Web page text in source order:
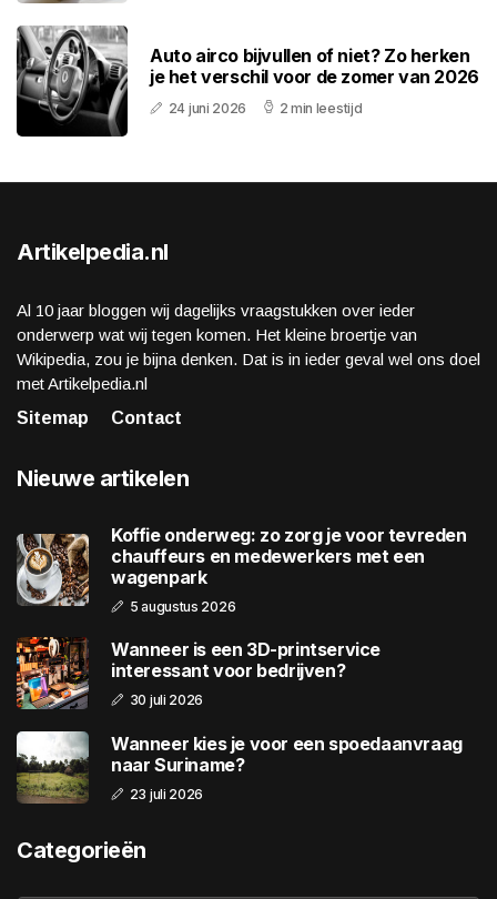
Auto airco bijvullen of niet? Zo herken
je het verschil voor de zomer van 2026
24 juni 2026 2 min leestijd
Artikelpedia.nl
Al 10 jaar bloggen wij dagelijks vraagstukken over ieder
onderwerp wat wij tegen komen. Het kleine broertje van
Wikipedia, zou je bijna denken. Dat is in ieder geval wel ons doel
met Artikelpedia.nl
Sitemap
Contact
Nieuwe artikelen
Koffie onderweg: zo zorg je voor tevreden
chauffeurs en medewerkers met een
wagenpark
5 augustus 2026
Wanneer is een 3D-printservice
interessant voor bedrijven?
30 juli 2026
Wanneer kies je voor een spoedaanvraag
naar Suriname?
23 juli 2026
Categorieën